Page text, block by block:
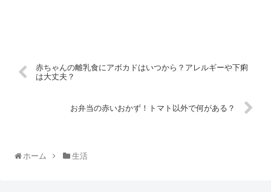
赤ちゃんの離乳食にアボカドはいつから？アレルギーや下痢
は大丈夫？
お弁当の赤いおかず！トマト以外で何がある？
ホーム 生活